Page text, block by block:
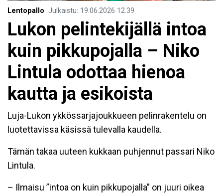
Lentopallo Julkaistu: 19.06.2026 12.39
Lukon pelintekijällä intoa
kuin pikkupojalla – Niko
Lintula odottaa hienoa
kautta ja esikoista
Luja-Lukon ykkössarjajoukkueen pelinrakentelu on
luotettavissa käsissä tulevalla kaudella.
Tämän takaa uuteen kukkaan puhjennut passari Niko
Lintula.
– Ilmaisu ”intoa on kuin pikkupojalla” on juuri oikea